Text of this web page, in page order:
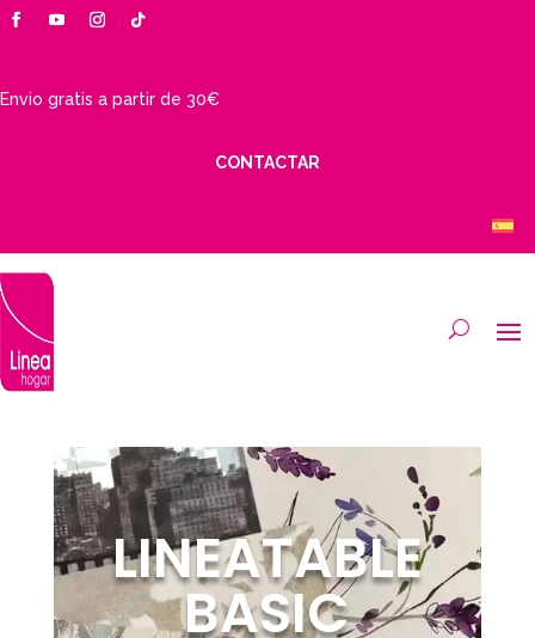
Envio gratis a partir de 30€
CONTACTAR
LINEATABLE
BASIC